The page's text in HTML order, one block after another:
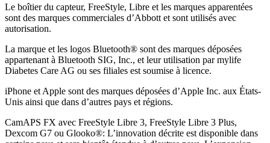
Le boîtier du capteur, FreeStyle, Libre et les marques apparentées
sont des marques commerciales d’Abbott et sont utilisés avec
autorisation.
La marque et les logos Bluetooth® sont des marques déposées
appartenant à Bluetooth SIG, Inc., et leur utilisation par mylife
Diabetes Care AG ou ses filiales est soumise à licence.
iPhone et Apple sont des marques déposées d’Apple Inc. aux États-
Unis ainsi que dans d’autres pays et régions.
CamAPS FX avec FreeStyle Libre 3, FreeStyle Libre 3 Plus,
Dexcom G7 ou Glooko®: L’innovation décrite est disponible dans